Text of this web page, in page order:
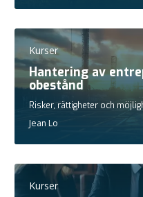
Kurser
Hantering av
obestånd
Risker, rättigheter och
Jean Lo
Kurser